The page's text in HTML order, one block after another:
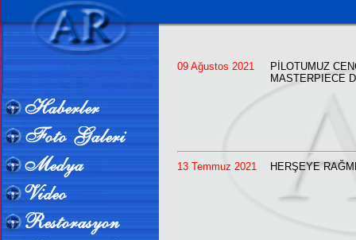
09 Ağustos 2021
PİLOTUMUZ
MASTERPIECE
13 Temmuz 2021 HERŞEYE